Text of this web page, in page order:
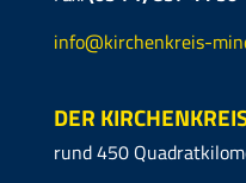
info@kirchenkreis-
DER
rund 450